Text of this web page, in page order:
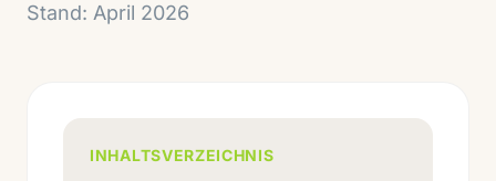
Stand: April 2026
INHALTSVERZEICHNIS